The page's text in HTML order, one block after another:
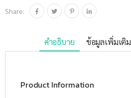
Share:
คำอธิบาย ข้อมูลเพิ่มเติม
Product Information